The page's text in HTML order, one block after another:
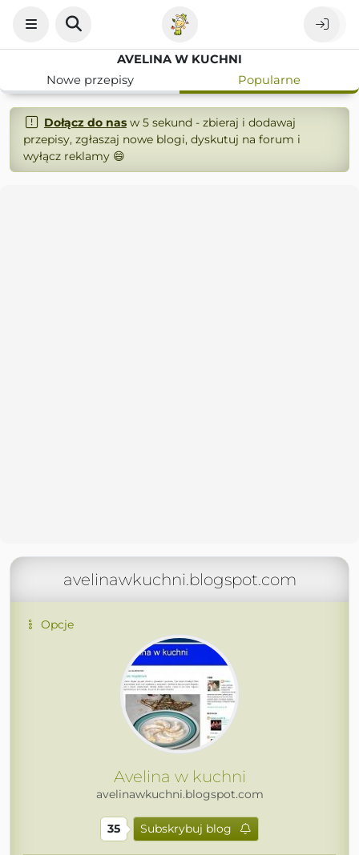
AVELINA W KUCHNI
Nowe przepisy
Popularne
Dołącz do nasw 5 sekund - zbieraj i dodawaj
przepisy, zgłaszaj nowe blogi, dyskutuj na forum i
wyłącz reklamy 😄
avelinawkuchni.blogspot.com
Opcje
Avelina w kuchni
avelinawkuchni.blogspot.com
35 Subskrybuj blog